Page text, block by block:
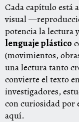
Cada capítulo está
visual
potencia la lectura
lenguaje plástico
(movimientos,
una lectura tanto
convierte el texto
investigadores,
con curiosidad por
aquí.